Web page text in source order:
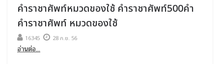
คําราชาศัพท์หมวดของใช้ คําราชาศัพท์500คํา
คําราชาศัพท์ หมวดของใช้
16345 28 ก.ย. 56
อ่านต่อ...